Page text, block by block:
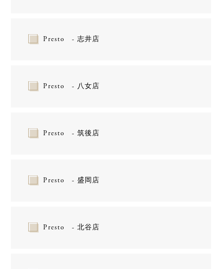
Presto - 志井店
Presto - 八女店
Presto - 筑後店
Presto - 盛岡店
Presto - 北谷店